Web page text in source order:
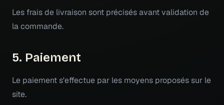
Les frais de livraison sont précisés avant validation de
la commande.
5. Paiement
Le paiement s'effectue par les moyens proposés sur le
site.